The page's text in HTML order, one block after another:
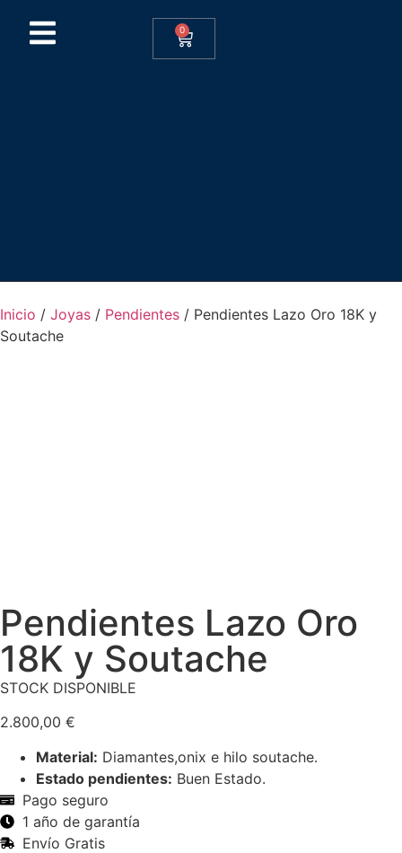
0
Inicio / Joyas / Pendientes / Pendientes Lazo Oro 18K y
Soutache
Pendientes Lazo Oro
18K y Soutache
STOCK DISPONIBLE
2.800,00 €
Material: Diamantes,onix e hilo soutache.
Estado pendientes: Buen Estado.
Pago seguro
1 año de garantía
Envío Gratis